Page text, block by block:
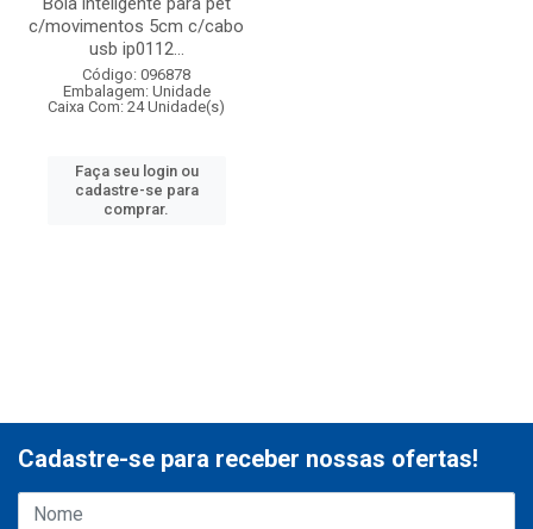
c/movimentos 5cm c/cabo
usb ip0112...
Código: 096878
Embalagem: Unidade
Caixa Com: 24 Unidade(s)
Faça seu login ou
cadastre-se para
comprar.
Cadastre-se para receber nossas ofertas!